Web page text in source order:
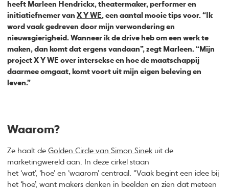
heeft Marleen Hendrickx, theatermaker, performer en
initiatiefnemer vanX Y WE, een aantal mooie tips voor. “Ik
word vaak gedreven door mijn verwondering en
nieuwsgierigheid. Wanneer ik de drive heb om een werk te
maken, dan komt dat ergens vandaan”, zegt Marleen. “Mijn
project X Y WE over intersekse en hoe de maatschappij
daarmee omgaat, komt voort uit mijn eigen beleving en
leven.”
Waarom?
Ze haalt deGolden Circle van Simon Sinek uit de
marketingwereld aan. In deze cirkel staan
het ‘wat’, ‘hoe’ en ‘waarom’ centraal. “Vaak begint een idee bij
het ‘hoe’, want makers denken in beelden en zien dat meteen